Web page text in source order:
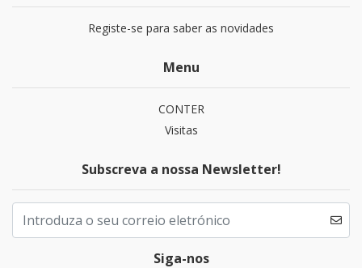
Registe-se para saber as novidades
Menu
CONTER
Visitas
Subscreva a nossa Newsletter!
Siga-nos